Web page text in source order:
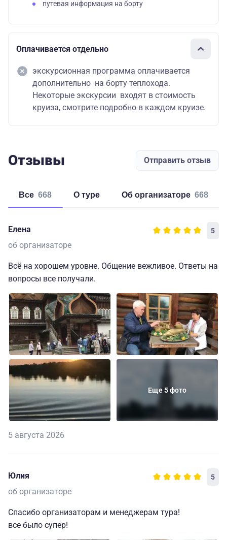
путевая информация на борту
Оплачивается отдельно
экскурсионная программа оплачивается
дополнительно на борту теплохода.
Некоторые экскурсии входят в стоимость
круиза, смотрите подробно в каждом круизе.
Отзывы Отправить отзыв
Все 668 о туре об организаторе 668
Елена 5
об организаторе
Всё на хорошем уровне. Общение вежливое. Ответы на
вопросы все получали.
Еще 5 фото
5 августа 2026
Юлия 5
об организаторе
Спасибо организаторам и менеджерам тура!
все было супер!